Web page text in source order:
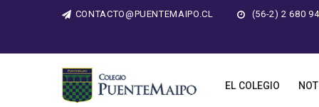
CONTACTO@PUENTEMAIPO.CL (56-2) 2 680
EL COLEGIO